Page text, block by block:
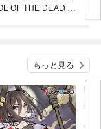
OF THE DEAD F
もっと見る